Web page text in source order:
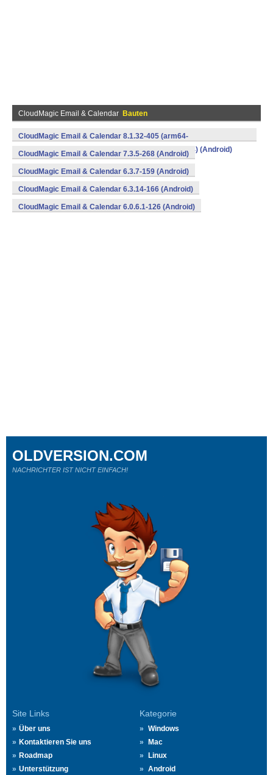
CloudMagic Email & Calendar Bauten
CloudMagic Email & Calendar 8.1.32-405 (arm64-
v8a,armeabi,armeabi-v7a,mips,mips64,x86,x86_64) (Android)
CloudMagic Email & Calendar 7.3.5-268 (Android)
CloudMagic Email & Calendar 6.3.7-159 (Android)
CloudMagic Email & Calendar 6.3.14-166 (Android)
CloudMagic Email & Calendar 6.0.6.1-126 (Android)
Site Links
Über uns
Kontaktieren Sie uns
Roadmap
Unterstützung
Kategorie
Windows
Mac
Linux
Android
OLDVERSION.COM
NACHRICHTER IST NICHT EINFACH!